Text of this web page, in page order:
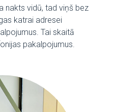
nakts vidū, tad viņš bez
katrai adresei
Tai skaitā
pakalpojumus.